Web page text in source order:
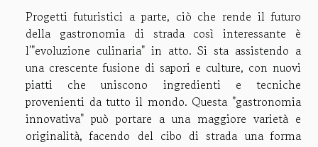
Progetti futuristici a parte, ciò che rende il futuro
della gastronomia di strada così interessante è
l'"evoluzione culinaria" in atto. Si sta assistendo a
una crescente fusione di sapori e culture, con nuovi
piatti che uniscono ingredienti e tecniche
provenienti da tutto il mondo. Questa "gastronomia
innovativa" può portare a una maggiore varietà e
originalità, facendo del cibo di strada una forma